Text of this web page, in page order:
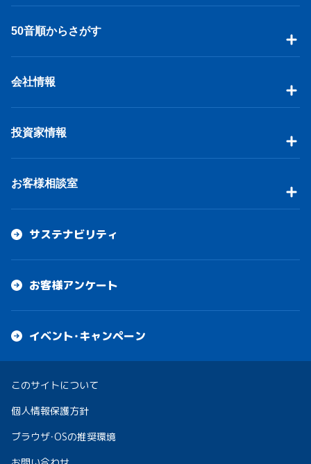
50音順からさがす
会社情報
投資家情報
お客様相談室
サステナビリティ
お客様アンケート
イベント・キャンペーン
このサイトについて
個人情報保護方針
ブラウザ・OSの推奨環境